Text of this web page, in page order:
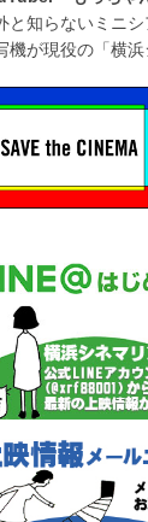
と知らないミニ
機が現役の「横